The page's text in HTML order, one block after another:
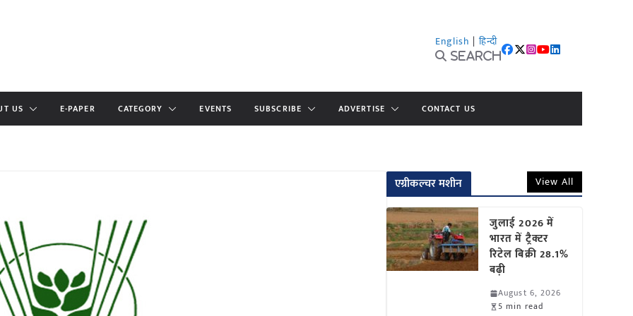
English | हिन्दी
Search
US E-PAPER CATEGORY EVENTS SUBSCRIBE ADVERTISE CONTACT US
एग्रीकल्चर मशीन View All
जुलाई 2026 में
भारत में ट्रैक्टर
रिटेल बिक्री 28.1%
बढ़ी
August 6, 2026
5 min read